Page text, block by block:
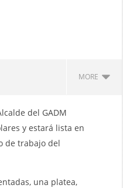
MORE
del GADM
y estará lista en
de trabajo del
una platea,